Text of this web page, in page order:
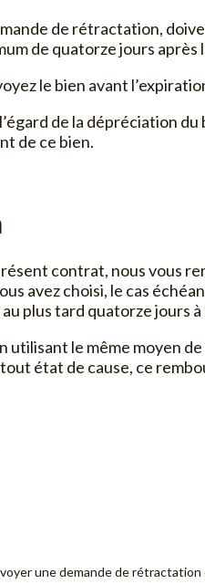
de rétractation,
de quatorze jours
le bien avant
de la dépréciation
de ce bien.
contrat, nous vous
avez choisi, le cas
plus tard quatorze
le même moyen
état de cause, ce
une demande de rétractation